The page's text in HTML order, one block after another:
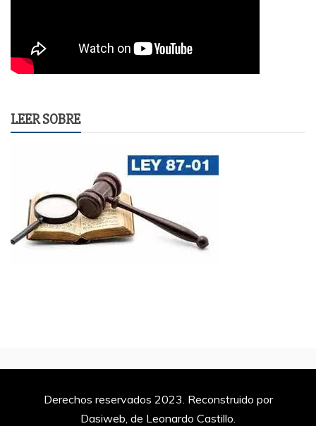
LEER SOBRE
Derechos reservados 2023. Reconstruido por
Dasiweb, de Leonardo Castillo.